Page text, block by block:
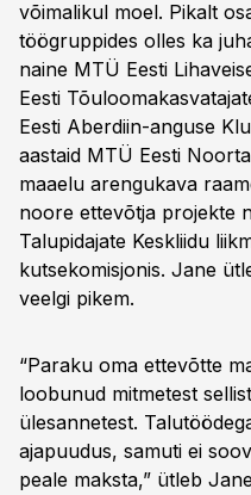
võimalikul moel. Pikalt
töögruppides olles ka
naine MTÜ Eesti
Eesti
Eesti Aberdiin-anguse
aastaid MTÜ Eesti
maaelu arengukava
noore ettevõtja projekte
Talupidajate Keskliidu
kutsekomisjonis. Jane
veelgi pikem.
“Paraku oma ettevõtte
loobunud mitmetest
ülesannetest.
ajapuudus, samuti ei
peale maksta,” ütleb